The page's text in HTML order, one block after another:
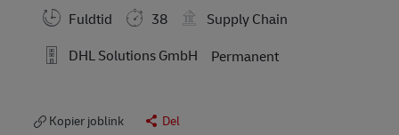
Fuldtid
38
Supply Chain
DHL Solutions GmbH
Permanent
Kopier joblink Del